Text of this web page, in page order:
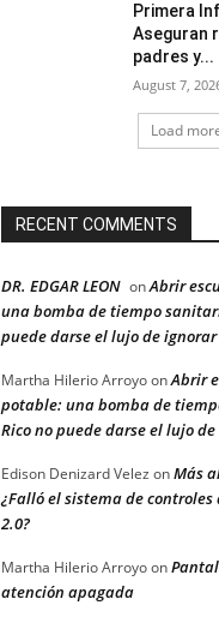
Primera
Aseguran
padres y...
August 7,
Load
RECENT COMMENTS
DR. EDGAR LEON onAbrir
una bomba de tiempo
puede darse el lujo de ignorar
Martha Hilerio ArroyoonAbrir
potable: una bomba de
Rico no puede darse el lujo
Edison Denizard Velez onMás
¿Falló el sistema de
2.0?
Martha Hilerio Arroyoon
atención apagada